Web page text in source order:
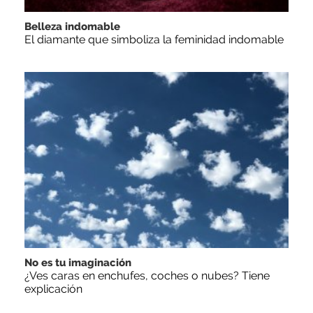
Belleza indomable
El diamante que simboliza la feminidad indomable
No es tu imaginación
¿Ves caras en enchufes, coches o nubes? Tiene
explicación